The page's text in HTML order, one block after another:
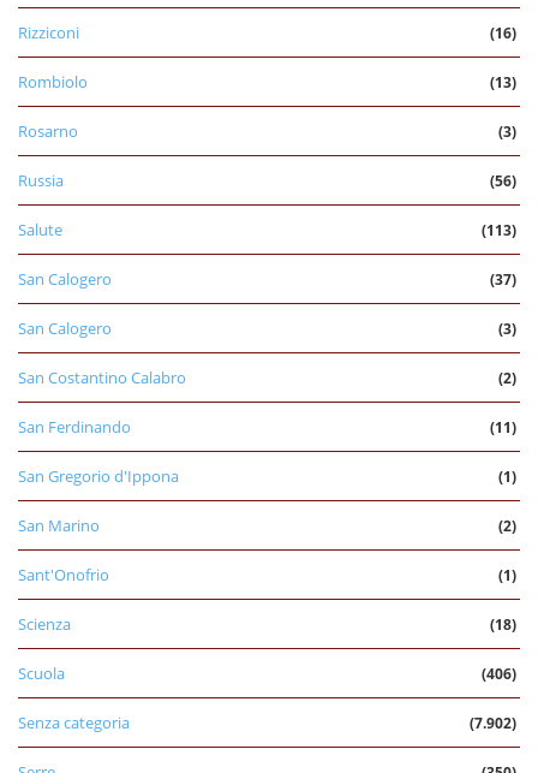
Rizziconi (16)
Rombiolo (13)
Rosarno (3)
Russia (56)
Salute (113)
San Calogero (37)
San Calogero (3)
San Costantino Calabro (2)
San Ferdinando (11)
San Gregorio d'Ippona (1)
San Marino (2)
Sant'Onofrio (1)
Scienza (18)
Scuola (406)
Senza categoria (7.902)